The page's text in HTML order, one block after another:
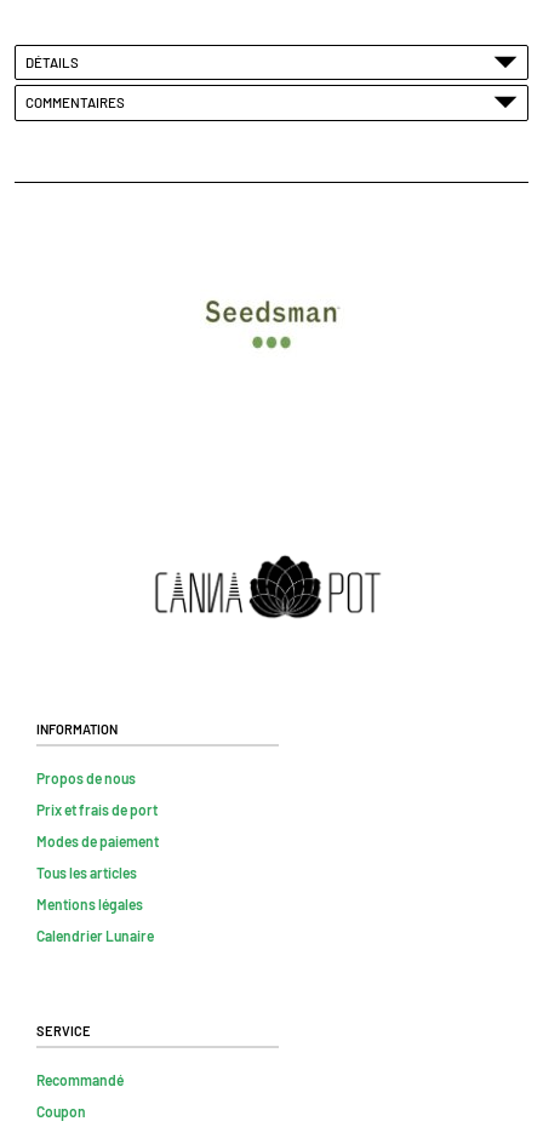
DÉTAILS
COMMENTAIRES
Information
Propos de nous
Prix et frais de port
Modes de paiement
Tous les articles
Mentions légales
Calendrier Lunaire
Service
Recommandé
Coupon